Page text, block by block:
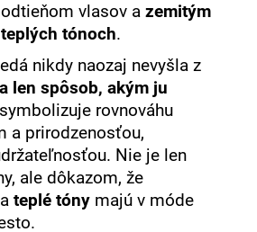
vlasov azemitým
tónoch.
nikdy naozaj nevyšla z
len spôsob, akým ju
rovnováhu
a prirodzenosťou,
Nie je len
ale dôkazom, že
teplé tóny majú v móde